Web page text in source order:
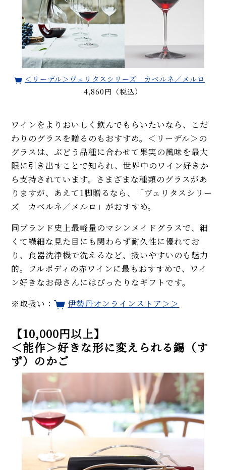
＜リーデル＞ヴェリタスシリーズ カベルネ／メルロ
4,860円（税込）
ワインをよりおいしく飲んでもらいたいなら、こだ
わりのグラスを贈るのもおすすめ。＜リーデル＞の
グラスは、ぶどう品種に合わせて果実の風味を最大
限に引き出すことで知られ、世界中のワイン好きか
ら支持されています。さまざまな種類のグラスがあ
りますが、あえて1脚贈るなら、「ヴェリタスシリー
ズ カベルネ／メルロ」がおすすめ。
同ブランド史上最軽量のマシンメイドグラスで、細
くて繊細な見た目にも関わらず耐久性に優れてお
り、食器洗浄機で洗えるなど、扱いやすいのも魅力
的。フルボディの赤ワインに最もおすすめで、ワイ
ン好きなお母さんにはぴったりなギフトです。
※取扱い：
伊勢丹オンラインストア＞＞
【10,000円以上】
＜能作＞好きな形に変えられる錫（す
ず）のかご